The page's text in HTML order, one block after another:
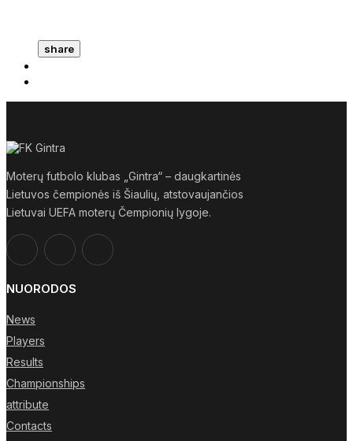
share
Moterų futbolo klubas „Gintra“ – daugkartinės
Lietuvos čempionės iš Šiaulių, atstovaujančios
Lietuvai UEFA moterų Čempionių lygoje.
NUORODOS
News
Players
Results
Championships
attribute
Contacts